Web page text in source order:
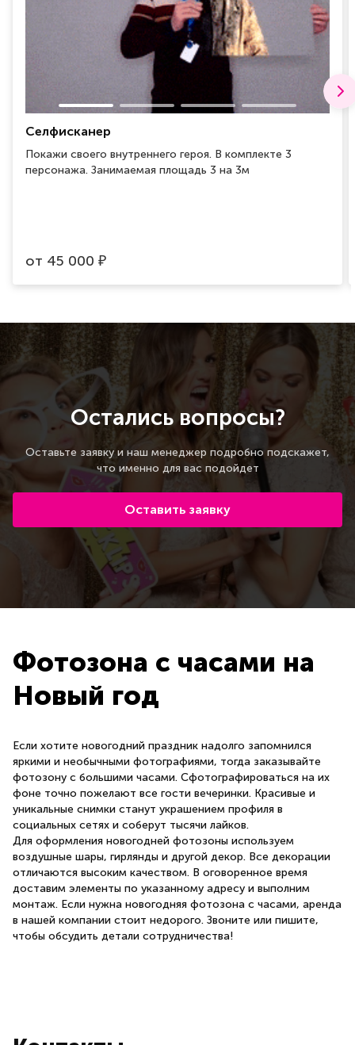
Селфисканер
Покажи своего внутреннего героя. В комплекте 3
персонажа. Занимаемая площадь 3 на 3м
от 45 000 ₽
Остались вопросы?
Оставьте заявку и наш менеджер подробно подскажет,
что именно для вас подойдет
Оставить заявку
Фотозона с часами на
Новый год
Если хотите новогодний праздник надолго запомнился
яркими и необычными фотографиями, тогда заказывайте
фотозону с большими часами. Сфотографироваться на их
фоне точно пожелают все гости вечеринки. Красивые и
уникальные снимки станут украшением профиля в
социальных сетях и соберут тысячи лайков.
Для оформления новогодней фотозоны используем
воздушные шары, гирлянды и другой декор. Все декорации
отличаются высоким качеством. В оговоренное время
доставим элементы по указанному адресу и выполним
монтаж. Если нужна новогодняя фотозона с часами, аренда
в нашей компании стоит недорого. Звоните или пишите,
чтобы обсудить детали сотрудничества!